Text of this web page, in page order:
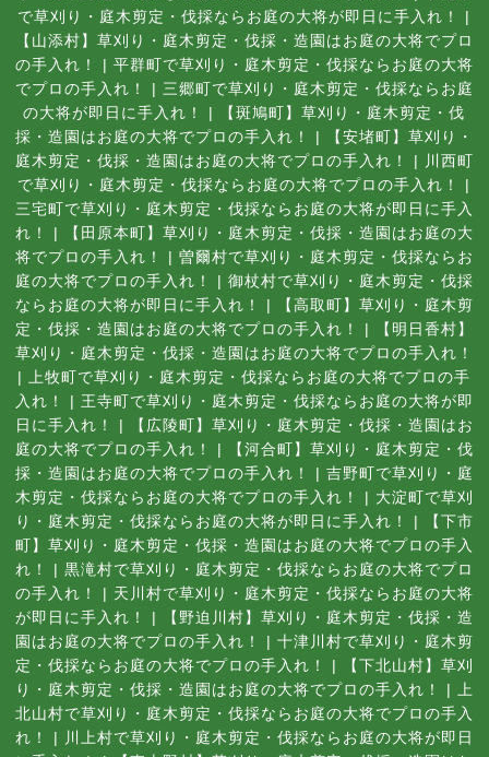
で草刈り・庭木剪定・伐採ならお庭の大将が即日に手入れ！
|
【山添村】草刈り・庭木剪定・伐採・造園はお庭の大将でプロ
の手入れ！
| 平群町で草刈り・庭木剪定・伐採ならお庭の大将
でプロの手入れ！
| 三郷町で草刈り・庭木剪定・伐採ならお庭
の大将が即日に手入れ！
|
【斑鳩町】草刈り・庭木剪定・伐
採・造園はお庭の大将でプロの手入れ！
|
【安堵町】草刈り・
庭木剪定・伐採・造園はお庭の大将でプロの手入れ！
| 川西町
で草刈り・庭木剪定・伐採ならお庭の大将でプロの手入れ！
|
三宅町で草刈り・庭木剪定・伐採ならお庭の大将が即日に手入
れ！
|
【田原本町】草刈り・庭木剪定・伐採・造園はお庭の大
将でプロの手入れ！
| 曽爾村で草刈り・庭木剪定・伐採ならお
庭の大将でプロの手入れ！
| 御杖村で草刈り・庭木剪定・伐採
ならお庭の大将が即日に手入れ！
|
【高取町】草刈り・庭木剪
定・伐採・造園はお庭の大将でプロの手入れ！
|
【明日香村】
草刈り・庭木剪定・伐採・造園はお庭の大将でプロの手入れ！
| 上牧町で草刈り・庭木剪定・伐採ならお庭の大将でプロの手
入れ！
| 王寺町で草刈り・庭木剪定・伐採ならお庭の大将が即
日に手入れ！
|
【広陵町】草刈り・庭木剪定・伐採・造園はお
庭の大将でプロの手入れ！
|
【河合町】草刈り・庭木剪定・伐
採・造園はお庭の大将でプロの手入れ！
| 吉野町で草刈り・庭
木剪定・伐採ならお庭の大将でプロの手入れ！
| 大淀町で草刈
り・庭木剪定・伐採ならお庭の大将が即日に手入れ！
|
【下市
町】草刈り・庭木剪定・伐採・造園はお庭の大将でプロの手入
れ！
| 黒滝村で草刈り・庭木剪定・伐採ならお庭の大将でプロ
の手入れ！
| 天川村で草刈り・庭木剪定・伐採ならお庭の大将
が即日に手入れ！
|
【野迫川村】草刈り・庭木剪定・伐採・造
園はお庭の大将でプロの手入れ！
| 十津川村で草刈り・庭木剪
定・伐採ならお庭の大将でプロの手入れ！
|
【下北山村】草刈
り・庭木剪定・伐採・造園はお庭の大将でプロの手入れ！
| 上
北山村で草刈り・庭木剪定・伐採ならお庭の大将でプロの手入
れ！
| 川上村で草刈り・庭木剪定・伐採ならお庭の大将が即日